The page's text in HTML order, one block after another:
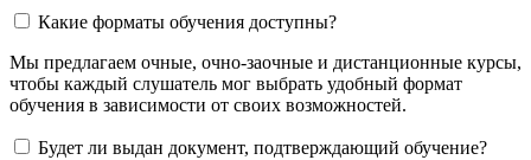
Какие форматы обучения доступны?
Мы предлагаем очные, очно-заочные и дистанционные курсы,
чтобы каждый слушатель мог выбрать удобный формат
обучения в зависимости от своих возможностей.
Будет ли выдан документ, подтверждающий обучение?